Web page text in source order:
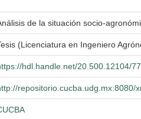
de la situación socio-
(Licenciatura en Ingeniero
hdl.handle.net/20.500.12104/
repositorio.cucba.udg.mx:8080/